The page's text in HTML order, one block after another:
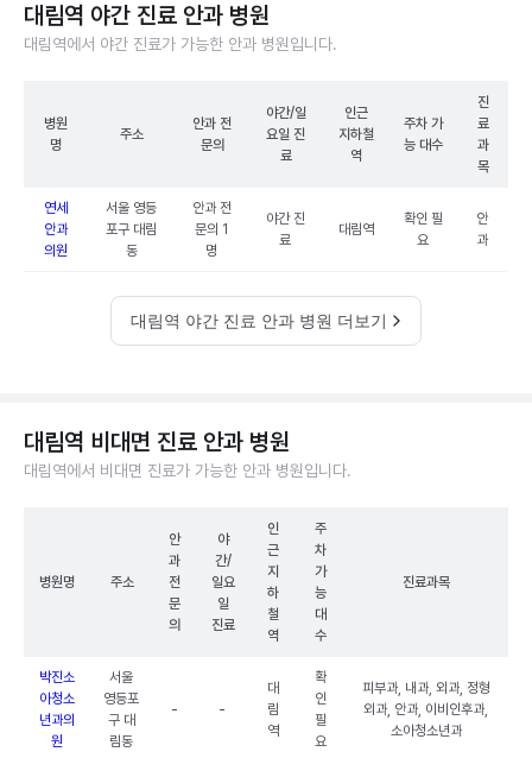
대림역 야간 진료 안과 병원
대림역에서 야간 진료가 가능한 안과 병원입니다.
병원
명
주소
안과 전
문의
야간/일
요일 진
료
인근
지하철
역
주차 가
능 대수
진
료
과
목
연세
안과
의원
서울 영등
포구 대림
동
안과 전
문의 1
명
야간 진
료
대림역
확인 필
요
안
과
대림역 야간 진료 안과 병원 더보기
대림역 비대면 진료 안과 병원
대림역에서 비대면 진료가 가능한 안과 병원입니다.
병원명 주소
안
과
전
문
의
야
간/
일요
일
진료
인
근
지
하
철
역
주
차
가
능
대
수
진료과목
박진소
아청소
년과의
원
서울
영등포
구 대
림동
- -
대
림
역
확
인
필
요
피부과, 내과, 외과, 정형
외과, 안과, 이비인후과,
소아청소년과